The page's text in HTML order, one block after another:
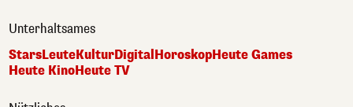
Unterhaltsames
StarsLeuteKulturDigital HoroskopHeute Games
Heute KinoHeute TV